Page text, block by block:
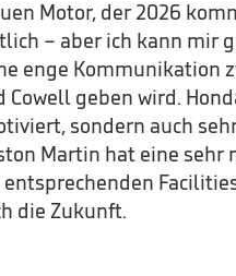
Motor, der 2026
– aber ich kann mir
enge Kommunikation
Cowell geben wird.
sondern auch
Martin hat eine sehr
die Zukunft.